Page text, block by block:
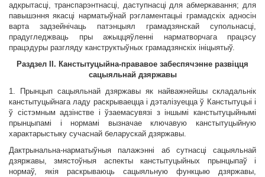
адкрытасці, транспарэнтнасці, даступнасці для абмеркавання; для
павышэння якасці нарматыўнай рэгламентацыі грамадскіх адносін
варта задзейнічаць патэнцыял грамадзянскай супольнасці,
прадугледжваць пры ажыццяўленні нарматворчага працэсу
працэдуры разгляду канструктыўных грамадзянскіх ініцыятыў.
Раздзел II. Канстытуцыйна-прававое забеспячэнне развіцця
сацыяльнай дзяржавы
1. Прынцып сацыяльнай дзяржавы як найважнейшы складальнік
канстытуцыйнага ладу раскрываецца і дэталізуецца ў Канстытуцыі і
ў сістэмным адзінстве і ўзаемасувязі з іншымі канстытуцыйнымі
прынцыпамі і нормамі вызначае ключавую канстытуцыйную
характарыстыку сучаснай беларускай дзяржавы.
Дактрынальна-нарматыўныя палажэнні аб сутнасці сацыяльнай
дзяржавы, змястоўныя аспекты канстытуцыйных прынцыпаў і
нормаў, якія раскрываюць сацыяльную функцыю дзяржавы,